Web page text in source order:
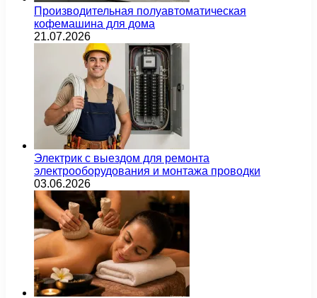
Производительная полуавтоматическая
кофемашина для дома
21.07.2026
Электрик с выездом для ремонта
электрооборудования и монтажа проводки
03.06.2026